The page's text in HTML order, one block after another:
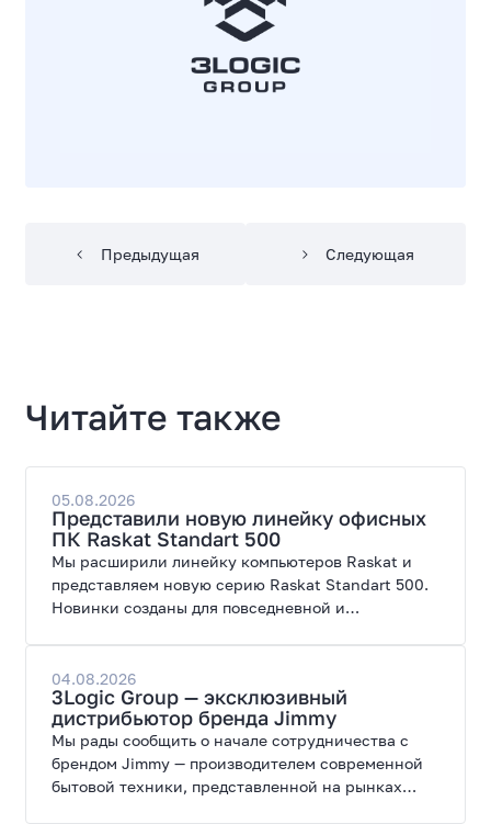
Предыдущая Следующая
Читайте также
05.08.2026
Представили новую линейку офисных
ПК Raskat Standart 500
Мы расширили линейку компьютеров Raskat и
представляем новую серию Raskat Standart 500.
Новинки созданы для повседневной и
широкие возможности модернизации.
04.08.2026
3Logic Group — эксклюзивный
дистрибьютор бренда Jimmy
Мы рады сообщить о начале сотрудничества с
брендом Jimmy — производителем современной
бытовой техники, представленной на рынках